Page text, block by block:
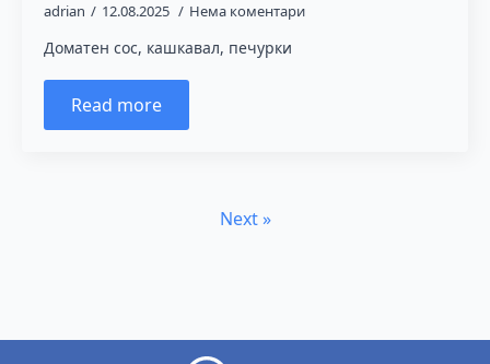
adrian 12.08.2025 Нема коментари
Доматен сос, кашкавал, печурки
Read more
Next »